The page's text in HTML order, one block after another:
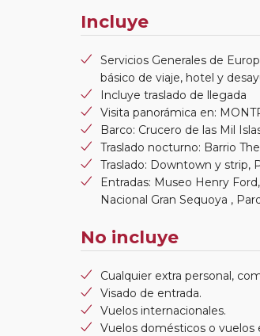
Incluye
Servicios Generales de
básico de viaje, hotel y
Incluye traslado de llegada
Visita panorámica en:
Barco: Crucero de las Mil
Traslado nocturno: Barrio
Traslado: Downtown y
Entradas: Museo Henry
Nacional Gran Sequoya ,
No incluye
Cualquier extra personal,
Visado de entrada.
Vuelos internacionales.
Vuelos domésticos o